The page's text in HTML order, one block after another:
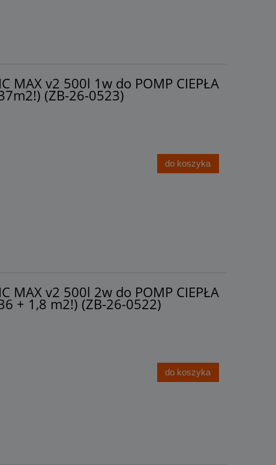
MAX v2 500l 1w do POMP CIEPŁA
(ZB-26-0523)
do koszyka
MAX v2 500l 2w do POMP CIEPŁA
+ 1,8 m2!) (ZB-26-0522)
do koszyka